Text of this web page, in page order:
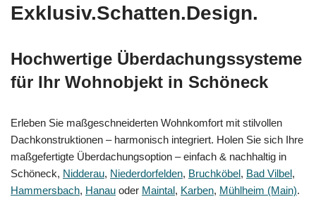
Exklusiv.Schatten.Design.
Hochwertige Überdachungssysteme
für Ihr Wohnobjekt in Schöneck
Erleben Sie maßgeschneiderten Wohnkomfort mit stilvollen
Dachkonstruktionen – harmonisch integriert. Holen Sie sich Ihre
maßgefertigte Überdachungsoption – einfach & nachhaltig in
Schöneck, Nidderau, Niederdorfelden, Bruchköbel, Bad Vilbel,
Hammersbach, Hanau oder Maintal, Karben, Mühlheim (Main).